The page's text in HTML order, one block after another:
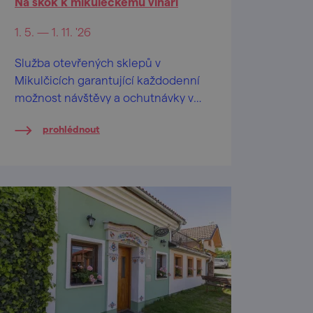
1. 5. — 1. 11. '26
Služba otevřených sklepů v
Mikulčicích garantující každodenní
možnost návštěvy a ochutnávky vín
prázdnin, v květnu, červnu a září o
prohlédnout